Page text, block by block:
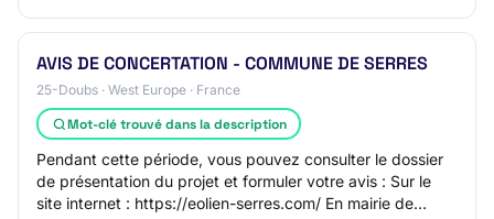
AVIS DE CONCERTATION - COMMUNE DE SERRES
25-Doubs · West Europe · France
Mot-clé trouvé dans la description
Pendant cette période, vous pouvez consulter le dossier
de présentation du projet et formuler votre avis : Sur le
site internet : https://eolien-serres.com/ En mairie de